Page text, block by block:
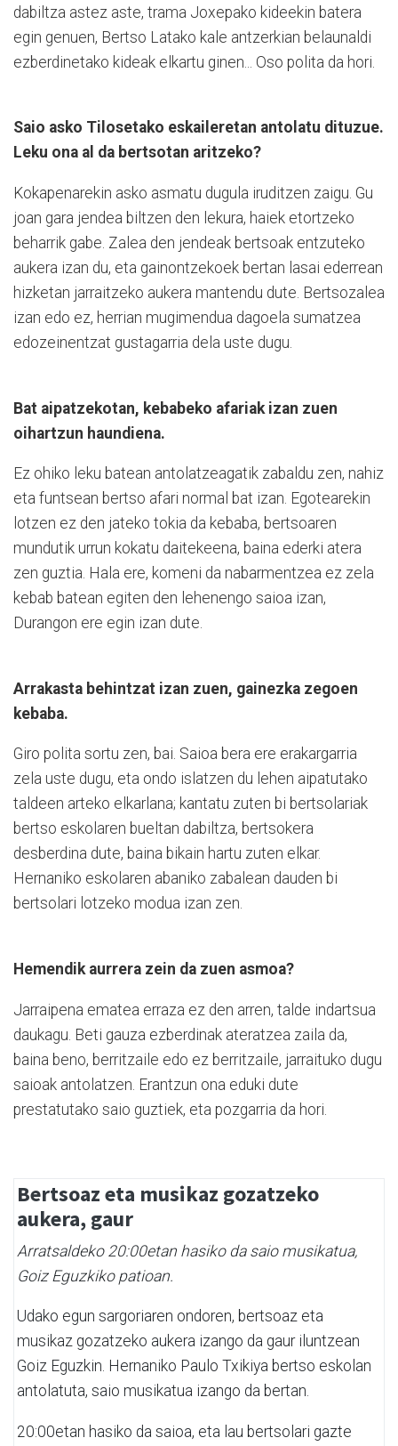
dabiltza astez aste, trama Joxepako kideekin batera
egin genuen, Bertso Latako kale antzerkian belaunaldi
ezberdinetako kideak elkartu ginen... Oso polita da hori.
Saio asko Tilosetako eskaileretan antolatu dituzue.
Leku ona al da bertsotan aritzeko?
Kokapenarekin asko asmatu dugula iruditzen zaigu. Gu
joan gara jendea biltzen den lekura, haiek etortzeko
beharrik gabe. Zalea den jendeak bertsoak entzuteko
aukera izan du, eta gainontzekoek bertan lasai ederrean
hizketan jarraitzeko aukera mantendu dute. Bertsozalea
izan edo ez, herrian mugimendua dagoela sumatzea
edozeinentzat gustagarria dela uste dugu.
Bat aipatzekotan, kebabeko afariak izan zuen
oihartzun haundiena.
Ez ohiko leku batean antolatzeagatik zabaldu zen, nahiz
eta funtsean bertso afari normal bat izan. Egotearekin
lotzen ez den jateko tokia da kebaba, bertsoaren
mundutik urrun kokatu daitekeena, baina ederki atera
zen guztia. Hala ere, komeni da nabarmentzea ez zela
kebab batean egiten den lehenengo saioa izan,
Durangon ere egin izan dute.
Arrakasta behintzat izan zuen, gainezka zegoen
kebaba.
Giro polita sortu zen, bai. Saioa bera ere erakargarria
zela uste dugu, eta ondo islatzen du lehen aipatutako
taldeen arteko elkarlana; kantatu zuten bi bertsolariak
bertso eskolaren bueltan dabiltza, bertsokera
desberdina dute, baina bikain hartu zuten elkar.
Hernaniko eskolaren abaniko zabalean dauden bi
bertsolari lotzeko modua izan zen.
Hemendik aurrera zein da zuen asmoa?
Jarraipena ematea erraza ez den arren, talde indartsua
daukagu. Beti gauza ezberdinak ateratzea zaila da,
baina beno, berritzaile edo ez berritzaile, jarraituko dugu
saioak antolatzen. Erantzun ona eduki dute
prestatutako saio guztiek, eta pozgarria da hori.
Bertsoaz eta musikaz gozatzeko
aukera, gaur
Arratsaldeko 20:00etan hasiko da saio musikatua,
Goiz Eguzkiko patioan.
Udako egun sargoriaren ondoren, bertsoaz eta
musikaz gozatzeko aukera izango da gaur iluntzean
Goiz Eguzkin. Hernaniko Paulo Txikiya bertso eskolan
antolatuta, saio musikatua izango da bertan.
20:00etan hasiko da saioa, eta lau bertsolari gazte